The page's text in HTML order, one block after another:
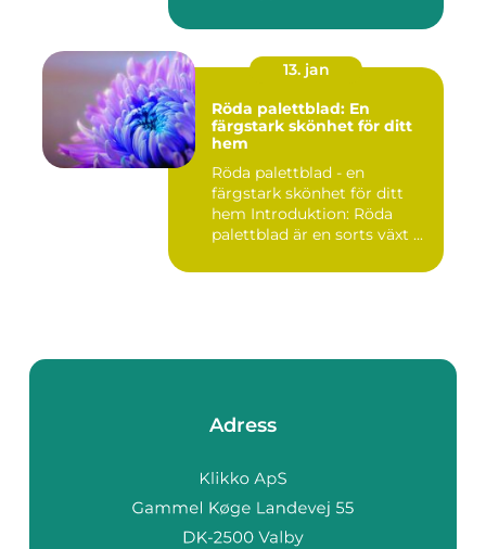
13. jan
Röda palettblad: En
färgstark skönhet för ditt
hem
Röda palettblad - en
färgstark skönhet för ditt
hem Introduktion: Röda
palettblad är en sorts växt ...
Adress